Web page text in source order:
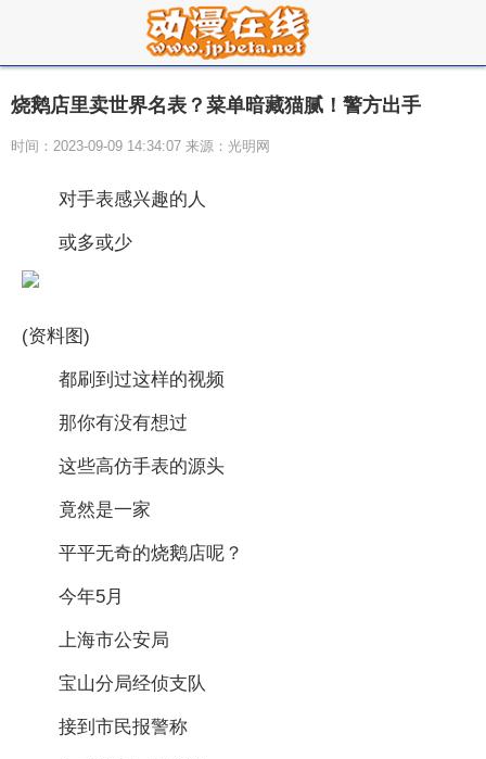
烧鹅店里卖世界名表？菜单暗藏猫腻！警方出手
时间：2023-09-09 14:34:07 来源：光明网
对手表感兴趣的人
或多或少
(资料图)
都刷到过这样的视频
那你有没有想过
这些高仿手表的源头
竟然是一家
平平无奇的烧鹅店呢？
今年5月
上海市公安局
宝山分局经侦支队
接到市民报警称